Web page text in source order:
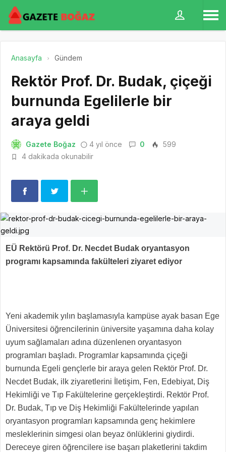
Anasayfa Gündem
Rektör Prof. Dr. Budak, çiçeği
burnunda Egelilerle bir
araya geldi
Gazete Boğaz 4 yıl önce 0
599
4 dakikada okunabilir
EÜ Rektörü Prof. Dr. Necdet Budak oryantasyon
programı kapsamında fakülteleri ziyaret ediyor
Yeni akademik yılın başlamasıyla kampüse ayak basan Ege
Üniversitesi öğrencilerinin üniversite yaşamına daha kolay
uyum sağlamaları adına düzenlenen oryantasyon
programları başladı. Programlar kapsamında çiçeği
burnunda Egeli gençlerle bir araya gelen Rektör Prof. Dr.
Necdet Budak, ilk ziyaretlerini İletişim, Fen, Edebiyat, Diş
Hekimliği ve Tıp Fakültelerine gerçekleştirdi. Rektör Prof.
Dr. Budak, Tıp ve Diş Hekimliği Fakültelerinde yapılan
oryantasyon programları kapsamında genç hekimlere
mesleklerinin simgesi olan beyaz önlüklerini giydirdi.
Dereceye giren öğrencilere ise başarı plaketlerini takdim